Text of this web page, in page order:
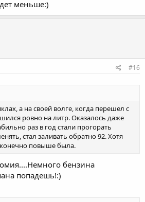
меньше:)
#16
а на своей волге, когда перешел с
ровно на литр. Оказалось даже
раз в год стали прогорать
стал заливать обратно 92. Хотя
повыше была.
бензина
попадешь!:)